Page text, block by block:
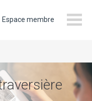
Espace membre